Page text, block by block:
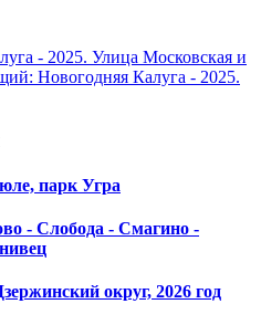
- 2025. Улица Московская и
Новогодняя Калуга - 2025.
парк Угра
- Слобода - Смагино -
округ, 2026 год